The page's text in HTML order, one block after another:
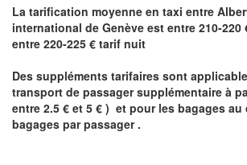
La tarification moyenne en taxi entre
international de Genève est entre 210-
entre 220-225 € tarif nuit
Des suppléments tarifaires sont
transport de passager supplémentaire à
entre 2.5 € et 5 € ) et pour les bagages
bagages par passager .